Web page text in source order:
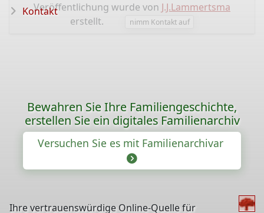
Veröffentlichung wurde von J.J.Lammertsma
erstellt.
nimm Kontakt auf
Kontakt
Bewahren Sie Ihre Familiengeschichte,
erstellen Sie ein digitales Familienarchiv
Versuchen Sie es mit Familienarchivar
Ihre vertrauenswürdige Online-Quelle für